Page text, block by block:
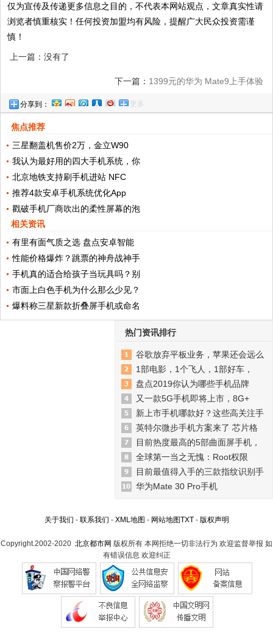
仅为宣传及传递更多信息之目的，不代表本网站观点，文章真实性请
浏览者慎重核实！任何投资加盟均有风险，提醒广大民众投资需谨
慎！
上一篇：没有了
下一篇： 1399元的华为 Mate9上手体验
分享到： 更多
焦点推荐
三星翻盖机售价2万，金立W90
我认为最好用的四大手机系统，你
北京地铁支持刷手机进站 NFC
推荐4款安卓手机系统优化App
戳破手机厂商吹出的柔性屏幕的泡
相关资讯
有里有面气质之选 盘点安卓智能
性能价格爆炸？跳票的神舟战神手
手机真的适合给孩子当玩具吗？别
市面上白色手机为什么那么少见？
爆料称三星新款折叠屏手机或命名
热门资讯排行
谷歌放弃平板业务，苹果还会远么
1部电影，1个飞人，1部好车，
盘点2019你认为哪些手机品牌
又一款5G手机即将上市，8G+
新上市手机哪款好？这些高关注手
英特尔微步手机方案来了 芯片格
目前热度最高的5部曲面屏手机，
全球第一当之无愧：Root权限
目前最值得入手的三款指纹识别手
华为Mate 30 Pro手机
关于我们 - 联系我们 - XML地图 - 网站地图TXT- 版权声明
Copyright.2002-2020 北京都市网 版权所有 本网拒绝一切非法行为 欢迎监督举报 如
有错误信息 欢迎纠正